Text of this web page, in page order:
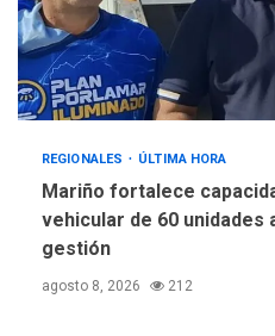
REGIONALES ÚLTIMA HORA
Mariño fortalece
vehicular de 60 unidades
gestión
agosto 8, 2026 212